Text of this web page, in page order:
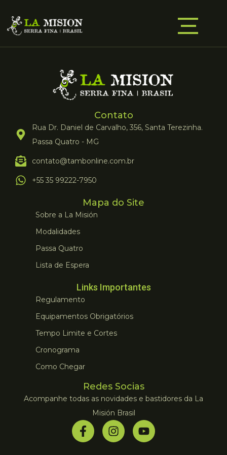
Contato
Rua Dr. Daniel de Carvalho, 356, Santa Terezinha.
Passa Quatro - MG
contato@tambonline.com.br
+55 35 99222-7950
Mapa do Site
Sobre a La Misión
Modalidades
Passa Quatro
Lista de Espera
Links Importantes
Regulamento
Equipamentos Obrigatórios
Tempo Limite e Cortes
Cronograma
Como Chegar
Redes Socias
Acompanhe todas as novidades e bastidores da La
Misión Brasil